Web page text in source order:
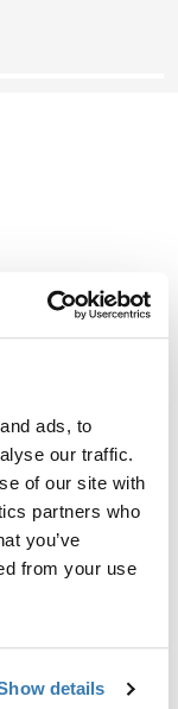
ads, to
our traffic.
of our site with
partners who
you’ve
from your use
details
установки
без